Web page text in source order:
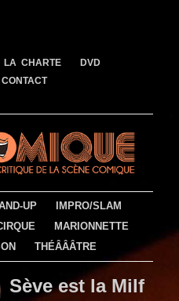
LA CHARTE
DVD
CONTACT
UP
IMPRO/SLAM
MARIONNETTE
THÉÂÂÂTRE
Sève est la Milf